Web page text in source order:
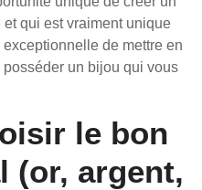
qui est vraiment unique
de mettre en
un bijou qui vous
le bon
(or, argent,